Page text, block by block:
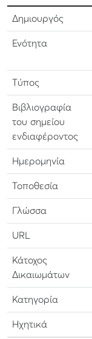
Δημιουργός
Ενότητα
Τύπος
Βιβλιογραφία
του σημείου
ενδιαφέροντος
Ημερομηνία
Τοποθεσία
Γλώσσα
URL
Κάτοχος
Δικαιωμάτων
Κατηγορία
Ηχητικά